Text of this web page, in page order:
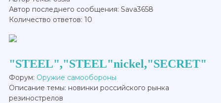
Автор последнего сообщения: Sava3658
Количество ответов: 10
"STEEL","STEEL"nickel,"SECRET"
Форум: Оружие самообороны
Описание темы: новинки российского рынка
резинострелов